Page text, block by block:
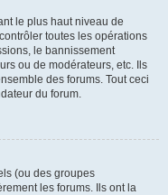
le plus haut niveau de
toutes les opérations
le bannissement
ou de modérateurs, etc. Ils
des forums. Tout ceci
du forum.
(ou des groupes
les forums. Ils ont la